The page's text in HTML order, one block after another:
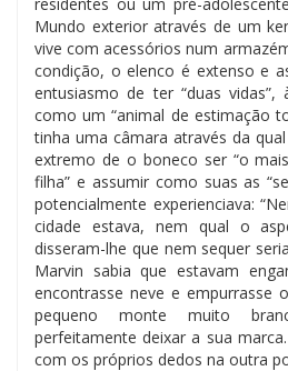
Mundo exterior através de um
vive com acessórios num
condição, o elenco é extenso e
entusiasmo de ter “duas
como um “animal de estimação
tinha uma câmara através da
extremo de o boneco ser “o
filha” e assumir como suas as
potencialmente experienciava:
cidade estava, nem qual o
disseram-lhe que nem sequer
Marvin sabia que estavam
encontrasse neve e empurrasse
pequeno monte muito
perfeitamente deixar a sua
com os próprios dedos na outra